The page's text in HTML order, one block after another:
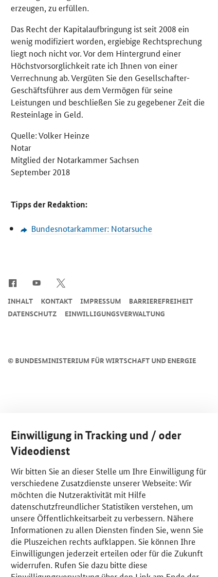
erzeugen, zu erfüllen.
Das Recht der Kapitalaufbringung ist seit 2008 ein
wenig modifiziert worden, ergiebige Rechtsprechung
liegt noch nicht vor. Vor dem Hintergrund einer
Höchstvorsorglichkeit rate ich Ihnen von einer
Verrechnung ab. Vergüten Sie den Gesellschafter-
Geschäftsführer aus dem Vermögen für seine
Leistungen und beschließen Sie zu gegebener Zeit die
Resteinlage in Geld.
Quelle: Volker Heinze
Notar
Mitglied der Notarkammer Sachsen
September 2018
Tipps der Redaktion:
Bundesnotarkammer: Notarsuche
© BUNDESMINISTERIUM FÜR WIRTSCHAFT UND ENERGIE
INHALT KONTAKT IMPRESSUM
BARRIEREFREIHEIT
DATENSCHUTZ
EINWILLIGUNGSVERWALTUNG
Einwilligung in Tracking und / oder
Videodienst
Wir bitten Sie an dieser Stelle um Ihre Einwilligung für
verschiedene Zusatzdienste unserer Webseite: Wir
möchten die Nutzeraktivität mit Hilfe
datenschutzfreundlicher Statistiken verstehen, um
unsere Öffentlichkeitsarbeit zu verbessern. Nähere
Informationen zu allen Diensten finden Sie, wenn Sie
die Pluszeichen rechts aufklappen. Sie können Ihre
Einwilligungen jederzeit erteilen oder für die Zukunft
widerrufen. Rufen Sie dazu bitte diese